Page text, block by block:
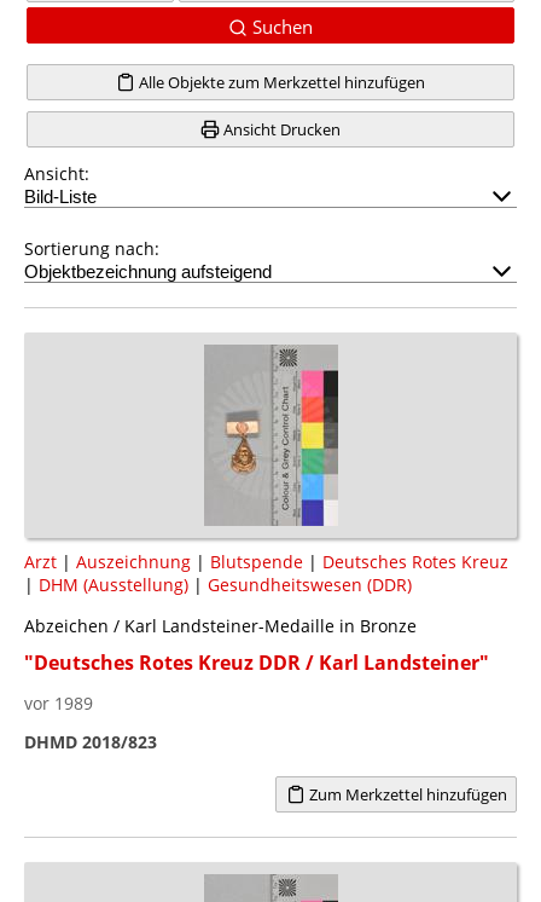
Suchen
Alle Objekte zum Merkzettel hinzufügen
Ansicht Drucken
Ansicht:
Sortierung nach:
Arzt | Auszeichnung | Blutspende | Deutsches Rotes Kreuz
| DHM (Ausstellung) | Gesundheitswesen (DDR)
Abzeichen / Karl Landsteiner-Medaille in Bronze
"Deutsches Rotes Kreuz DDR / Karl Landsteiner"
vor 1989
DHMD 2018/823
Zum Merkzettel hinzufügen